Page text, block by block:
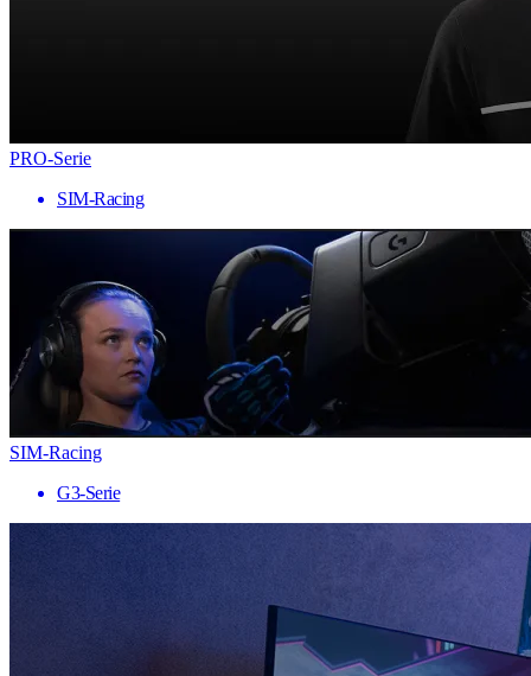
PRO-Serie
SIM-Racing
SIM-Racing
G3-Serie